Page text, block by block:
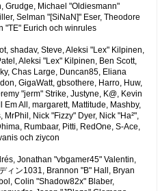
Grudge, Michael "Oldiesmann"
Selman "[SiNaN]" Eser, Theodore
"TE" Eurich och winrules
shadav, Steve, Aleksi "Lex" Kilpinen,
Aleksi "Lex" Kilpinen, Ben Scott,
Chas Large, Duncan85, Eliana
GigaWatt, gbsothere, Harro, Huw,
"jerm" Strike, Justyne, K@, Kevin
Em All, margarett, Mattitude, Mashby,
MrPhil, Nick "Fizzy" Dyer, Nick "Ha²",
Rumbaar, Pitti, RedOne, S-Ace,
och ziycon
Jonathan "vbgamer45" Valentin,
ィン1031, Brannon "B" Hall, Bryan
Colin "Shadow82x" Blaber,